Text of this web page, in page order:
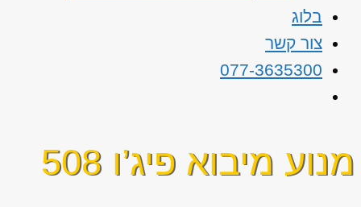
בלוג
צור קשר
077-3635300
מנוע מיבוא פיג’ו 508